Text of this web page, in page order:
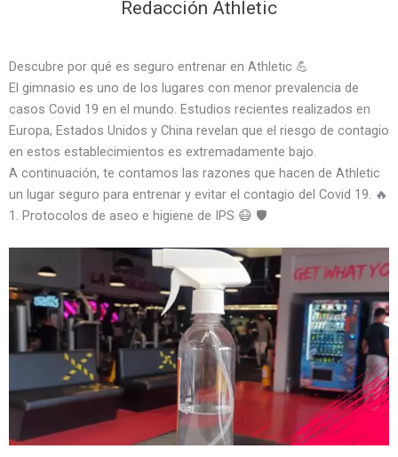
Redacción Athletic
Descubre por qué es seguro entrenar en Athletic 💪
El gimnasio es uno de los lugares con menor prevalencia de
casos Covid 19 en el mundo. Estudios recientes realizados en
Europa, Estados Unidos y China revelan que el riesgo de contagio
en estos establecimientos es extremadamente bajo.
A continuación, te contamos las razones que hacen de Athletic
un lugar seguro para entrenar y evitar el contagio del Covid 19. 🔥
1. Protocolos de aseo e higiene de IPS 😷 🛡️